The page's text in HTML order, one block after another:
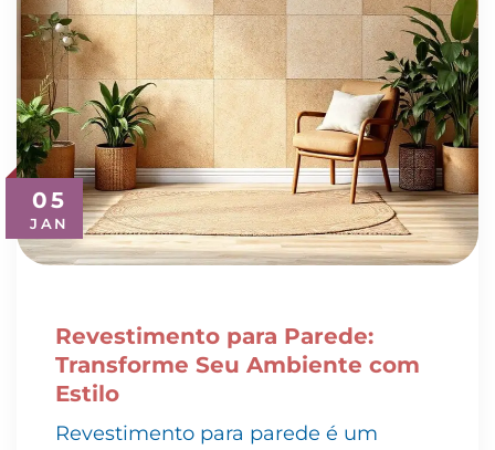
05
JAN
Revestimento para Parede:
Transforme Seu Ambiente com
Estilo
Revestimento para parede é um